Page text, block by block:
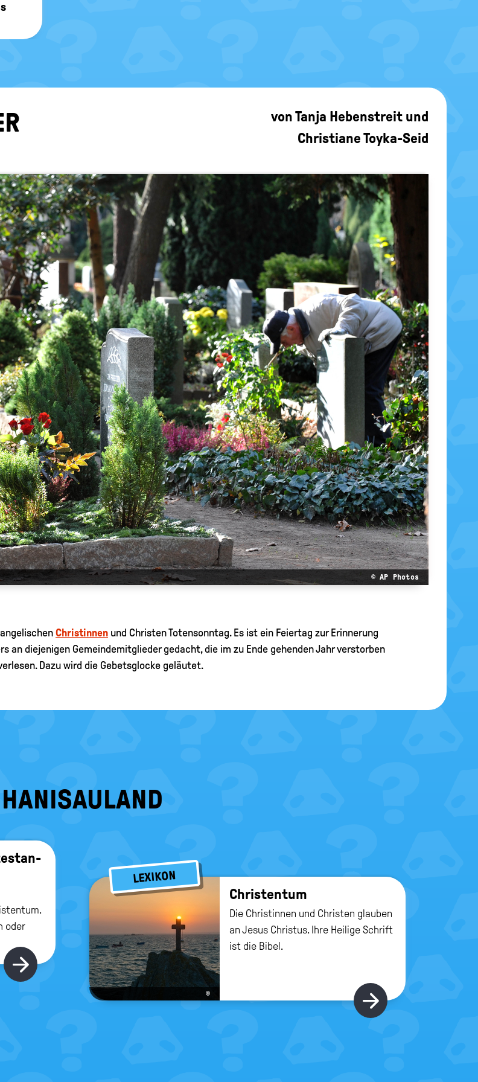
vonTanja Hebenstreit und
Christiane Toyka-Seid
© AP Photos
Christinnen und Christen Totensonntag. Es ist ein Feiertag zur Erinnerung
an diejenigen Gemeindemitglieder gedacht, die im zu Ende gehenden Jahr verstorben
Dazu wird die Gebetsglocke geläutet.
oder
Hier gibt's mehr
LEXIKON
©
Chris­ten­tum
Die Christinnen und Christen glauben
an Jesus Christus. Ihre Heilige Schrift
ist die Bibel.
Hier gibt's